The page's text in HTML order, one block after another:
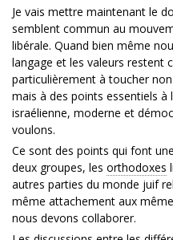
Je vais mettre maintenant le
semblent commun au
libérale. Quand bien même
langage et les valeurs restent
particulièrement à toucher
mais à des points essentiels
israélienne, moderne et
voulons.
Ce sont des points qui font
deux groupes, les orthodoxes
autres parties du monde juif
même attachement aux
nous devons collaborer.